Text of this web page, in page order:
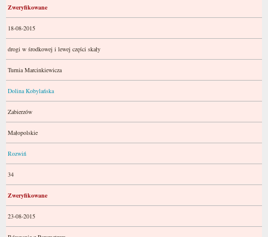
Zweryfikowane
18-08-2015
drogi w środkowej i lewej części skały
Turnia Marcinkiewicza
Dolina Kobylańska
Zabierzów
Małopolskie
Rozwiń
34
Zweryfikowane
23-08-2015